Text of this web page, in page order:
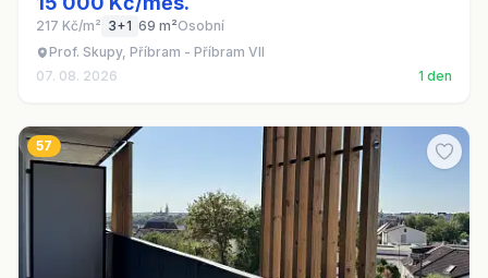
217 Kč/m² 3+1 69 m²Osobní
Prof. Skupy, Příbram - Příbram VII
07. 08. 2026
1 den
57